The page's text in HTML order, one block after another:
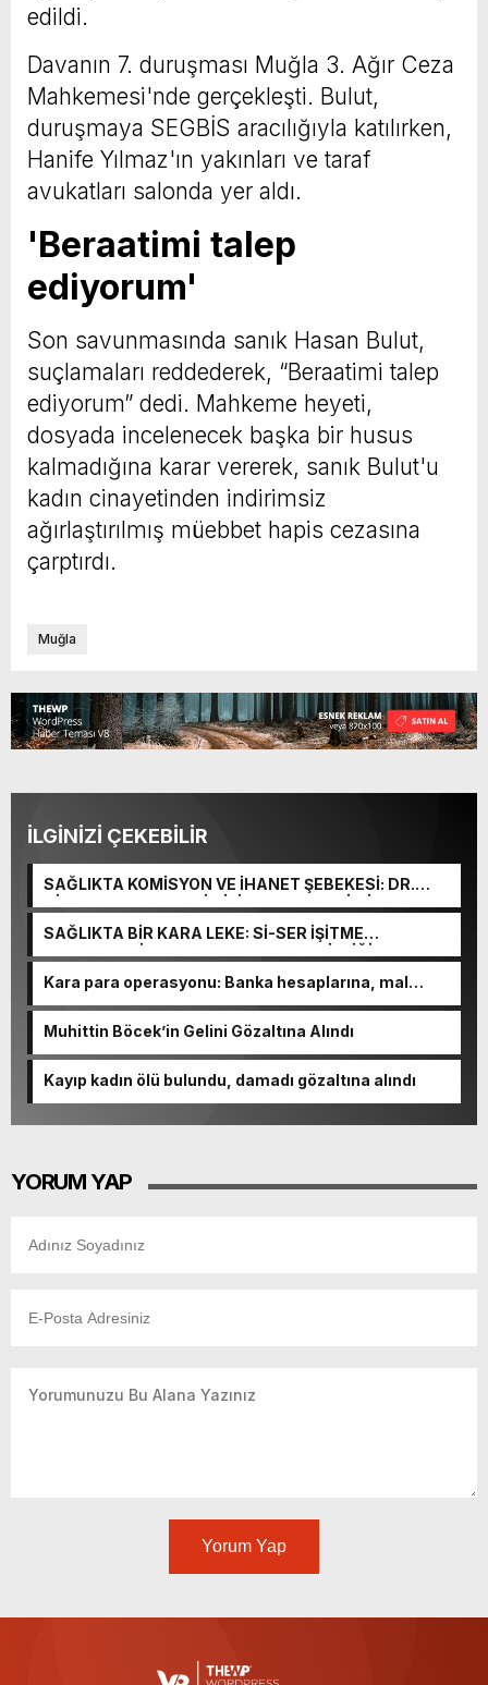
edildi.
Davanın 7. duruşması Muğla 3. Ağır Ceza
Mahkemesi'nde gerçekleşti. Bulut,
duruşmaya SEGBİS aracılığıyla katılırken,
Hanife Yılmaz'ın yakınları ve taraf
avukatları salonda yer aldı.
'Beraatimi talep
ediyorum'
Son savunmasında sanık Hasan Bulut,
suçlamaları reddederek, “Beraatimi talep
ediyorum” dedi. Mahkeme heyeti,
dosyada incelenecek başka bir husus
kalmadığına karar vererek, sanık Bulut'u
kadın cinayetinden indirimsiz
ağırlaştırılmış müebbet hapis cezasına
çarptırdı.
Muğla
İLGİNİZİ ÇEKEBİLİR
SAĞLIKTA KOMİSYON VE İHANET ŞEBEKESİ: DR.
NİHAT URUÇ VE SEMİH İŞİTME MERKEZİ’NİN SGK
VURGUNU!
SAĞLIKTA BİR KARA LEKE: Sİ-SER İŞİTME
MERKEZLERİ VE MODERN UMUT TACİRLİĞİ
Kara para operasyonu: Banka hesaplarına, mal
Muhittin Böcek’in Gelini Gözaltına Alındı
Kayıp kadın ölü bulundu, damadı gözaltına alındı
YORUM YAP
Yorum Yap